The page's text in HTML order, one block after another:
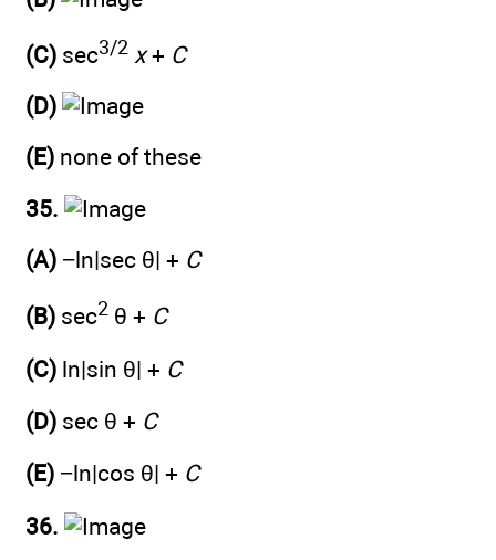
(C) sec3/2 x + C
(D)
(E) none of these
35.
(A) −ln|sec θ| + C
(B) sec2 θ + C
(C) ln|sin θ| + C
(D) sec θ + C
(E) −ln|cos θ| + C
36.